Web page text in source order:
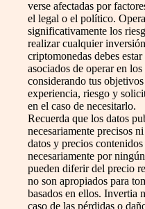
verse afectadas por
el legal o el político.
significativamente los
realizar cualquier
criptomonedas debes
asociados de operar en
considerando tus
experiencia, riesgo y
en el caso de necesitarlo.
Recuerda que los datos
necesariamente precisos
datos y precios
necesariamente por
pueden diferir del precio
no son apropiados para
basados en ellos. Invertia
caso de las pérdidas o